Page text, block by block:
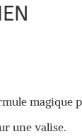
magique
une valise.